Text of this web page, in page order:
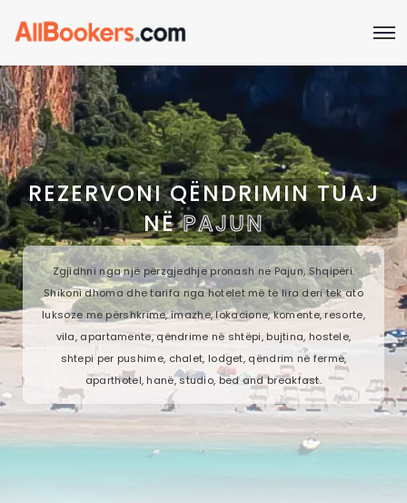
REZERVONI QËNDRIMIN TUAJ
NËPAJUN
Zgjidhni nga një përzgjedhje pronash në Pajun, Shqipëri.
Shikoni dhoma dhe tarifa nga hotelet më të lira deri tek ato
luksoze me përshkrime, imazhe, lokacione, komente, resorte,
vila, apartamente, qëndrime në shtëpi, bujtina, hostele,
shtepi per pushime, chalet, lodget, qëndrim në fermë,
aparthotel, hanë, studio, bed and breakfast.